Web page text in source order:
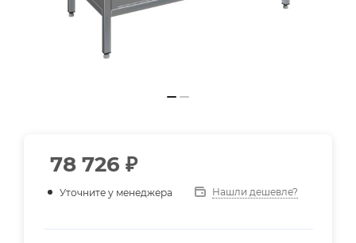
78 726 ₽
Уточните у менеджера Нашли дешевле?